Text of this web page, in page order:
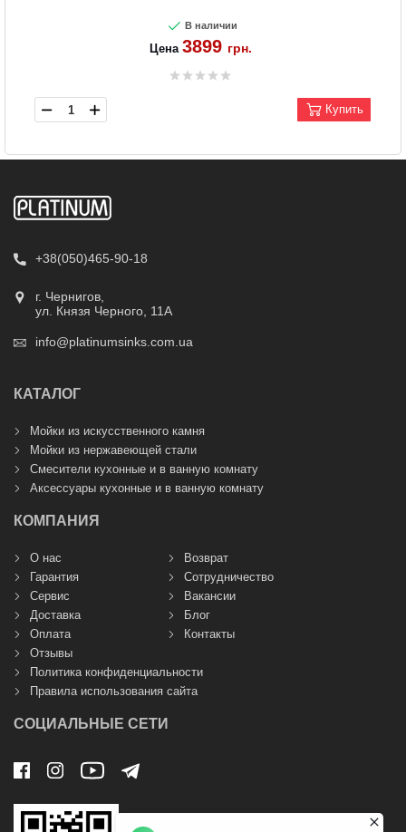
В наличии
Цена 3899 грн.
Купить
+38(050)465-90-18
г. Чернигов,
ул. Князя Черного, 11А
info@platinumsinks.com.ua
КАТАЛОГ
Мойки из искусственного камня
Мойки из нержавеющей стали
Смесители кухонные и в ванную комнату
Аксессуары кухонные и в ванную комнату
КОМПАНИЯ
О нас
Гарантия
Сервис
Доставка
Оплата
Возврат
Сотрудничество
Вакансии
Блог
Контакты
Отзывы
Политика конфиденциальности
Правила использования сайта
СОЦИАЛЬНЫЕ СЕТИ